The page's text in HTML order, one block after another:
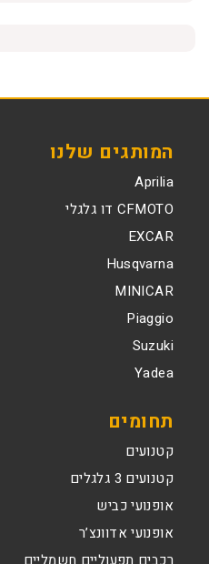
המותגים שלנו
Aprilia
CFMOTO דו גלגלי
EXCAR
Husqvarna
MINICAR
Piaggio
Suzuki
Yadea
תחומים
קטנועים
קטנועים 3 גלגלים
אופנועי כביש
אופנועי אדוונצ’ר
רכבים תפעוליים חשמליים